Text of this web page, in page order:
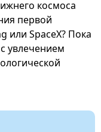
космоса
первой
или SpaceX? Пока
увлечением